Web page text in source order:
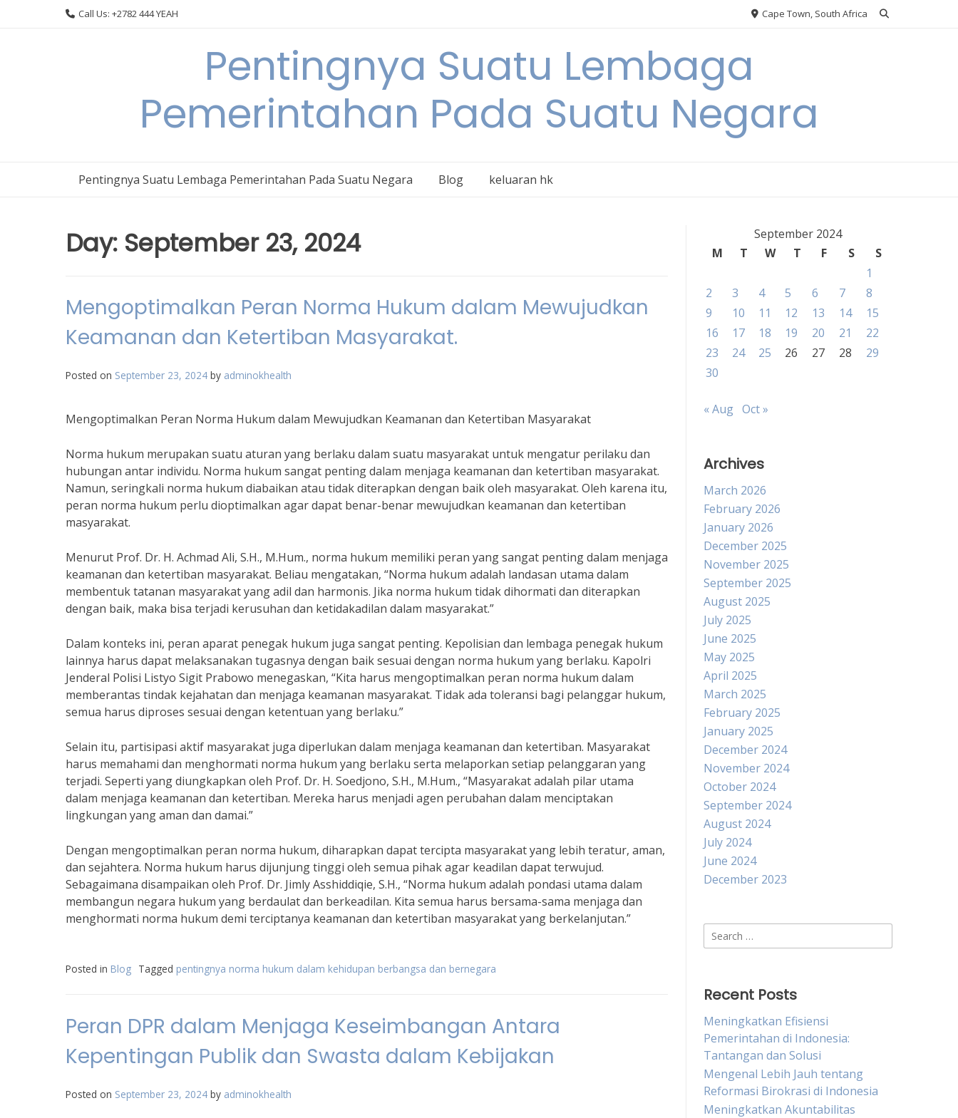
Call Us: +2782 444 YEAH Cape Town, South Africa
Pentingnya Suatu Lembaga
Pemerintahan Pada Suatu Negara
Pentingnya Suatu Lembaga Pemerintahan Pada Suatu Negara Blog keluaran hk
Day: September 23, 2024
Mengoptimalkan Peran Norma Hukum dalam Mewujudkan
Keamanan dan Ketertiban Masyarakat.
Posted on September 23, 2024 by adminokhealth
Mengoptimalkan Peran Norma Hukum dalam Mewujudkan Keamanan dan Ketertiban Masyarakat
Norma hukum merupakan suatu aturan yang berlaku dalam suatu masyarakat untuk mengatur perilaku dan
hubungan antar individu. Norma hukum sangat penting dalam menjaga keamanan dan ketertiban masyarakat.
Namun, seringkali norma hukum diabaikan atau tidak diterapkan dengan baik oleh masyarakat. Oleh karena itu,
peran norma hukum perlu dioptimalkan agar dapat benar-benar mewujudkan keamanan dan ketertiban
masyarakat.
Menurut Prof. Dr. H. Achmad Ali, S.H., M.Hum., norma hukum memiliki peran yang sangat penting dalam menjaga
keamanan dan ketertiban masyarakat. Beliau mengatakan, “Norma hukum adalah landasan utama dalam
membentuk tatanan masyarakat yang adil dan harmonis. Jika norma hukum tidak dihormati dan diterapkan
dengan baik, maka bisa terjadi kerusuhan dan ketidakadilan dalam masyarakat.”
Dalam konteks ini, peran aparat penegak hukum juga sangat penting. Kepolisian dan lembaga penegak hukum
lainnya harus dapat melaksanakan tugasnya dengan baik sesuai dengan norma hukum yang berlaku. Kapolri
Jenderal Polisi Listyo Sigit Prabowo menegaskan, “Kita harus mengoptimalkan peran norma hukum dalam
memberantas tindak kejahatan dan menjaga keamanan masyarakat. Tidak ada toleransi bagi pelanggar hukum,
semua harus diproses sesuai dengan ketentuan yang berlaku.”
Selain itu, partisipasi aktif masyarakat juga diperlukan dalam menjaga keamanan dan ketertiban. Masyarakat
harus memahami dan menghormati norma hukum yang berlaku serta melaporkan setiap pelanggaran yang
terjadi. Seperti yang diungkapkan oleh Prof. Dr. H. Soedjono, S.H., M.Hum., “Masyarakat adalah pilar utama
dalam menjaga keamanan dan ketertiban. Mereka harus menjadi agen perubahan dalam menciptakan
lingkungan yang aman dan damai.”
Dengan mengoptimalkan peran norma hukum, diharapkan dapat tercipta masyarakat yang lebih teratur, aman,
dan sejahtera. Norma hukum harus dijunjung tinggi oleh semua pihak agar keadilan dapat terwujud.
Sebagaimana disampaikan oleh Prof. Dr. Jimly Asshiddiqie, S.H., “Norma hukum adalah pondasi utama dalam
membangun negara hukum yang berdaulat dan berkeadilan. Kita semua harus bersama-sama menjaga dan
menghormati norma hukum demi terciptanya keamanan dan ketertiban masyarakat yang berkelanjutan.”
Posted in Blog Tagged pentingnya norma hukum dalam kehidupan berbangsa dan bernegara
Peran DPR dalam Menjaga Keseimbangan Antara
Kepentingan Publik dan Swasta dalam Kebijakan
Posted on September 23, 2024 by adminokhealth
September 2024
M
T W T F S
S
1
2
3 4 5 6 7
8
9
10 11 12 13 14
15
16
17 18 19 20 21
22
23
24 25 26 27 28
29
30
« Aug Oct »
Archives
March 2026
February 2026
January 2026
December 2025
November 2025
September 2025
August 2025
July 2025
June 2025
May 2025
April 2025
March 2025
February 2025
January 2025
December 2024
November 2024
October 2024
September 2024
August 2024
July 2024
June 2024
December 2023
Search
for:
Recent Posts
Meningkatkan Efisiensi
Pemerintahan di Indonesia:
Tantangan dan Solusi
Mengenal Lebih Jauh tentang
Reformasi Birokrasi di Indonesia
Meningkatkan Akuntabilitas